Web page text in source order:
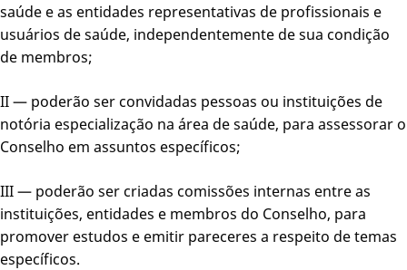
saúde e as entidades representativas de profissionais e
usuários de saúde, independentemente de sua condição
de membros;
II — poderão ser convidadas pessoas ou instituições de
notória especialização na área de saúde, para assessorar o
Conselho em assuntos específicos;
III — poderão ser criadas comissões internas entre as
instituições, entidades e membros do Conselho, para
promover estudos e emitir pareceres a respeito de temas
específicos.